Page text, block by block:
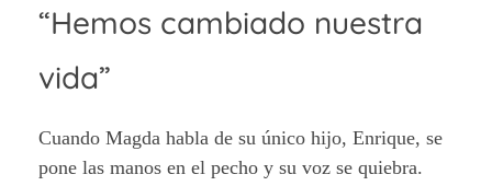
“Hemos cambiado nuestra
vida”
Cuando Magda habla de su único hijo, Enrique, se
pone las manos en el pecho y su voz se quiebra.